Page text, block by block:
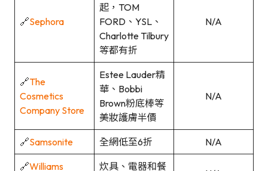
🔗Sephora
起，TOM
FORD、YSL、
Charlotte Tilbury
等都有折
N/A
🔗The
Cosmetics
Company Store
Estee Lauder精
華、Bobbi
Brown粉底棒等
美妝護膚半價
N/A
🔗Samsonite 全網低至6折 N/A
🔗Williams
炊具、電器和餐